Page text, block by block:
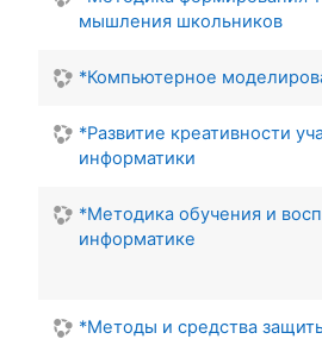
мышления школьников
*Компьютерное
*Развитие креативности
информатики
*Методика обучения и
информатике
*Методы и средства